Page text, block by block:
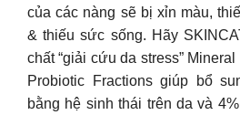
của các nàng sẽ bị xỉn màu,
& thiếu sức sống. Hãy
chất “giải cứu da stress”
Probiotic Fractions giúp bổ
bằng hệ sinh thái trên da và